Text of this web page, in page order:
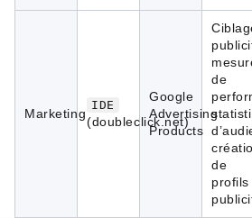
Marketing
IDE
(doubleclick.net)
Google
Advertising
Products
de
de
profils